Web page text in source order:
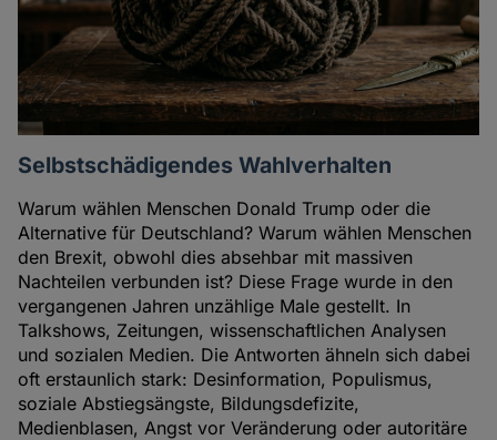
Selbstschädigendes Wahlverhalten
Warum wählen Menschen Donald Trump oder die
Alternative für Deutschland? Warum wählen Menschen
den Brexit, obwohl dies absehbar mit massiven
Nachteilen verbunden ist? Diese Frage wurde in den
vergangenen Jahren unzählige Male gestellt. In
Talkshows, Zeitungen, wissenschaftlichen Analysen
und sozialen Medien. Die Antworten ähneln sich dabei
oft erstaunlich stark: Desinformation, Populismus,
soziale Abstiegsängste, Bildungsdefizite,
Medienblasen, Angst vor Veränderung oder autoritäre